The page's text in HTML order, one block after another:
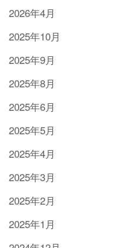
2026年4月
2025年10月
2025年9月
2025年8月
2025年6月
2025年5月
2025年4月
2025年3月
2025年2月
2025年1月